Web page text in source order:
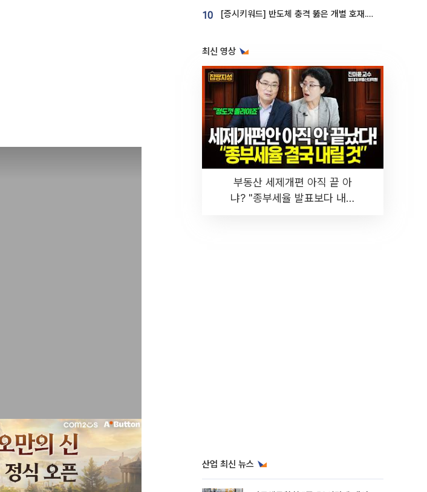
10 [증시키워드] 반도체 충격 뚫은 개별 호재...포스코퓨처엠·에코프로·한화솔루션 '눈길'
최신 영상
부동산 세제개편 아직 끝 아
냐? "종부세율 발표보다 내릴
산업 최신 뉴스